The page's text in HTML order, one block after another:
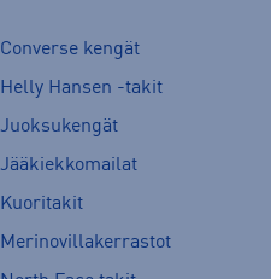
Converse kengät
Helly Hansen -takit
Juoksukengät
Jääkiekkomailat
Kuoritakit
Merinovillakerrastot